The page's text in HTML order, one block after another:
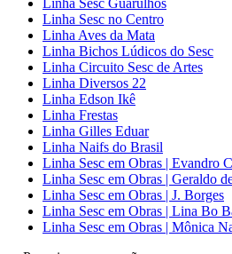
Linha Sesc no Centro
Linha Aves da Mata
Linha Bichos Lúdicos do Sesc
Linha Circuito Sesc de Artes
Linha Diversos 22
Linha Edson Ikê
Linha Frestas
Linha Gilles Eduar
Linha Naifs do Brasil
Linha Sesc em Obras | Evandro
Linha Sesc em Obras | Geraldo
Linha Sesc em Obras | J. Borges
Linha Sesc em Obras | Lina Bo
Linha Sesc em Obras | Mônica